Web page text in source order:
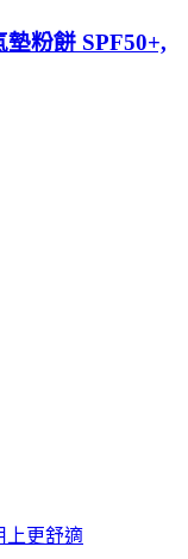
粉餅 SPF50+,
上更舒適